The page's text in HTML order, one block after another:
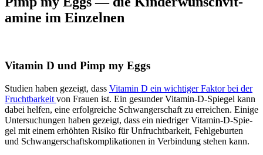
ami­ne im Ein­zel­nen
Vit­amin D und Pimp my Eggs
Stu­di­en haben gezeigt, dass Vit­amin D ein wich­ti­ger Fak­tor bei der
Frucht­bar­keit von Frau­en ist. Ein gesun­der Vit­amin-D-Spie­gel kann
dabei hel­fen, eine erfolg­rei­che Schwan­ger­schaft zu errei­chen. Eini­ge
Unter­su­chun­gen haben gezeigt, dass ein nied­ri­ger Vit­amin-D-Spie­
gel mit einem erhöh­ten Risi­ko für Unfrucht­bar­keit, Fehl­ge­bur­ten
und Schwan­ger­schafts­kom­pli­ka­tio­nen in Ver­bin­dung ste­hen kann.